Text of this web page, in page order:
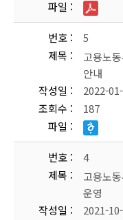
파일
번호
5
제목
고용노
안내
작성일
2022-
조회수
187
파일
번호
4
제목
고용노
운영
작성일
2021-